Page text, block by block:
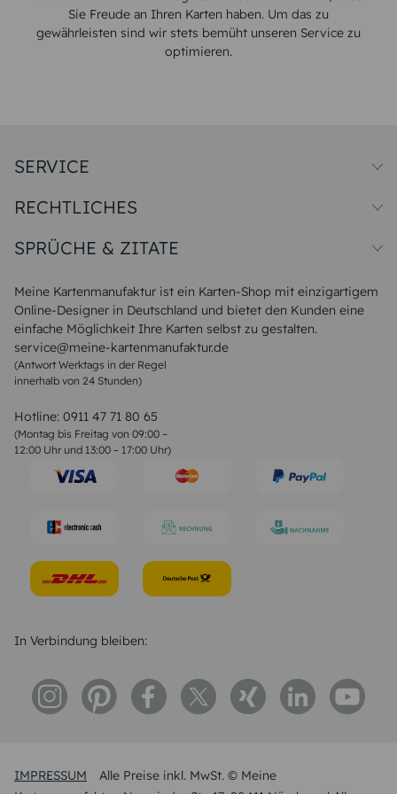
Sie Freude an Ihren Karten haben. Um das zu
gewährleisten sind wir stets bemüht unseren Service zu
optimieren.
Meine Kartenmanufaktur ist ein Karten-Shop mit einzigartigem
Online-Designer in Deutschland und bietet den Kunden eine
einfache Möglichkeit Ihre Karten selbst zu gestalten.
service@meine-kartenmanufaktur.de
(Antwort Werktags in der Regel
innerhalb von 24 Stunden)
Hotline: 0911 47 71 80 65
(Montag bis Freitag von 09:00 –
12:00 Uhr und 13:00 – 17:00 Uhr)
SERVICE
Papiersorten
Unsere Produktion
Magazin
FAQ
RECHTLICHES
Widerrufsbelehrung
SPRÜCHE & ZITATE
Liebeskummer Sprüche
Sommer Sprüche
Muttertagssprüche
Sprüche zur Hochzeit
Sprüche zur Konfirmation & Kommunion
Weihnachtsgedichte
Liebessprüche
Geburtstagssprüche
Trauersprüche
Konfirmation Glückwünsche
IMPRESSUM
Alle Preise inkl. MwSt. © Meine
In Verbindung bleiben: